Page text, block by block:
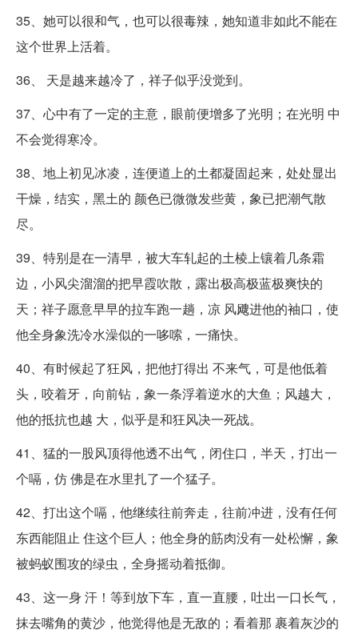
35、她可以很和气，也可以很毒辣，她知道非如此不能在
这个世界上活着。
36、 天是越来越冷了，祥子似乎没觉到。
37、心中有了一定的主意，眼前便增多了光明；在光明 中
不会觉得寒冷。
38、地上初见冰凌，连便道上的土都凝固起来，处处显出
干燥，结实，黑土的 颜色已微微发些黄，象已把潮气散
尽。
39、特别是在一清早，被大车轧起的土棱上镶着几条霜
边，小风尖溜溜的把早霞吹散，露出极高极蓝极爽快的
天；祥子愿意早早的拉车跑一趟，凉 风飕进他的袖口，使
他全身象洗冷水澡似的一哆嗦，一痛快。
40、有时候起了狂风，把他打得出 不来气，可是他低着
头，咬着牙，向前钻，象一条浮着逆水的大鱼；风越大，
他的抵抗也越 大，似乎是和狂风决一死战。
41、猛的一股风顶得他透不出气，闭住口，半天，打出一
个嗝，仿 佛是在水里扎了一个猛子。
42、打出这个嗝，他继续往前奔走，往前冲进，没有任何
东西能阻止 住这个巨人；他全身的筋肉没有一处松懈，象
被蚂蚁围攻的绿虫，全身摇动着抵御。
43、这一身 汗！等到放下车，直一直腰，吐出一口长气，
抹去嘴角的黄沙，他觉得他是无敌的；看着那 裹着灰沙的